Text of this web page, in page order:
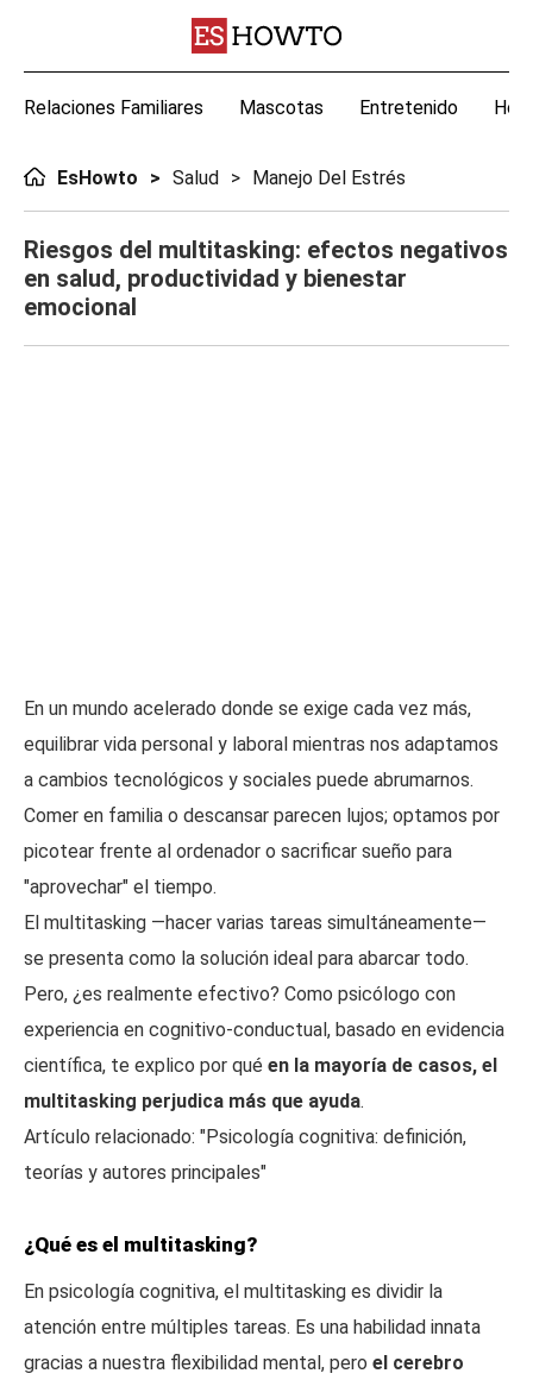
Relaciones Familiares Mascotas Entretenido
EsHowto Salud Manejo Del Estrés
Riesgos del multitasking: efectos negativos
en salud, productividad y bienestar
emocional
En un mundo acelerado donde se exige cada vez más,
equilibrar vida personal y laboral mientras nos adaptamos
a cambios tecnológicos y sociales puede abrumarnos.
Comer en familia o descansar parecen lujos; optamos por
picotear frente al ordenador o sacrificar sueño para
"aprovechar" el tiempo.
El multitasking —hacer varias tareas simultáneamente—
se presenta como la solución ideal para abarcar todo.
Pero, ¿es realmente efectivo? Como psicólogo con
experiencia en cognitivo-conductual, basado en evidencia
científica, te explico por qué en la mayoría de casos, el
multitasking perjudica más que ayuda.
Artículo relacionado: "Psicología cognitiva: definición,
teorías y autores principales"
¿Qué es el multitasking?
En psicología cognitiva, el multitasking es dividir la
atención entre múltiples tareas. Es una habilidad innata
gracias a nuestra flexibilidad mental, pero el cerebro